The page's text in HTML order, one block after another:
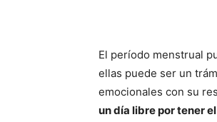
El período menstrual
ellas puede ser un
emocionales con su
un día libre por tener